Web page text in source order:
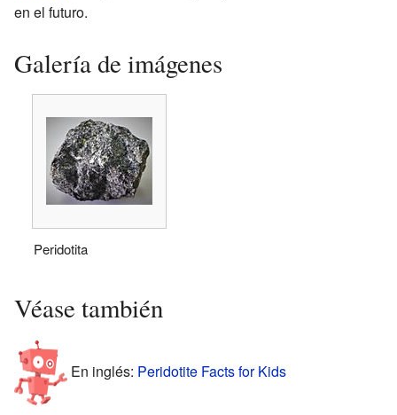
en el futuro.
Galería de imágenes
Peridotita
Véase también
En inglés: Peridotite Facts for Kids